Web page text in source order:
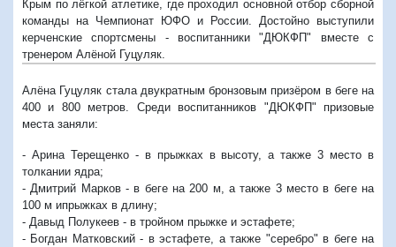
Крым по лёгкой атлетике, где проходил основной отбор сборной
команды на Чемпионат ЮФО и России. Достойно выступили
керченские спортсмены - воспитанники "ДЮКФП" вместе с
тренером Алёной Гуцуляк.
Алёна Гуцуляк стала двукратным бронзовым призёром в беге на
400 и 800 метров. Среди воспитанников "ДЮКФП" призовые
места заняли:
- Арина Терещенко - в прыжках в высоту, а также 3 место в
толкании ядра;
- Дмитрий Марков - в беге на 200 м, а также 3 место в беге на
100 м ипрыжках в длину;
- Давыд Полукеев - в тройном прыжке и эстафете;
- Богдан Матковский - в эстафете, а также "серебро" в беге на